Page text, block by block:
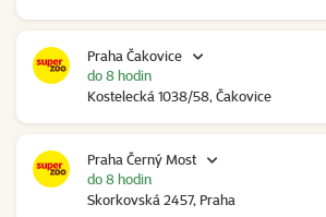
Praha Čakovice
Kostelecká 1038/58, Čakovice
do 8 hodin
Praha Černý Most
Skorkovská 2457, Praha
do 8 hodin